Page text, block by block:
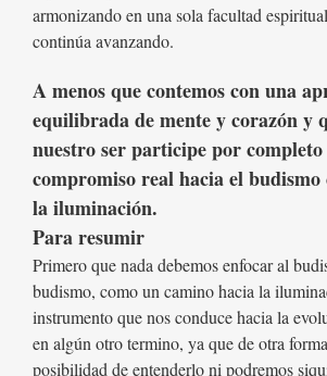
armonizando en una sola facultad
continúa avanzando.
A menos que contemos con una
equilibrada de mente y corazón y
nuestro ser participe por
compromiso real hacia el budismo
la iluminación.
Para resumir
Primero que nada debemos enfocar al
budismo, como un camino hacia la
instrumento que nos conduce hacia la
en algún otro termino, ya que de otra
posibilidad de entenderlo ni podremos